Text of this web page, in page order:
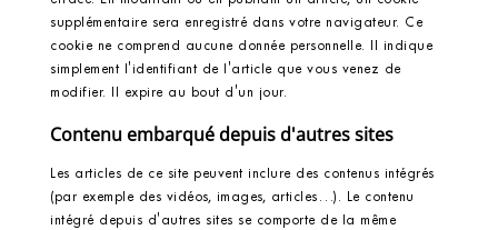
supplémentaire sera enregistré dans votre navigateur. Ce
cookie ne comprend aucune donnée personnelle. Il indique
simplement l'identifiant de l'article que vous venez de
modifier. Il expire au bout d'un jour.
Contenu embarqué depuis d'autres sites
Les articles de ce site peuvent inclure des contenus intégrés
(par exemple des vidéos, images, articles…). Le contenu
intégré depuis d'autres sites se comporte de la même